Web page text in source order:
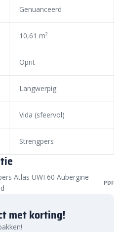
Genuanceerd
10,61 m²
Oprit
Langwerpig
Vida (sfeervol)
Strengpers
Atlas UWF60 Aubergine
PDF
met korting!